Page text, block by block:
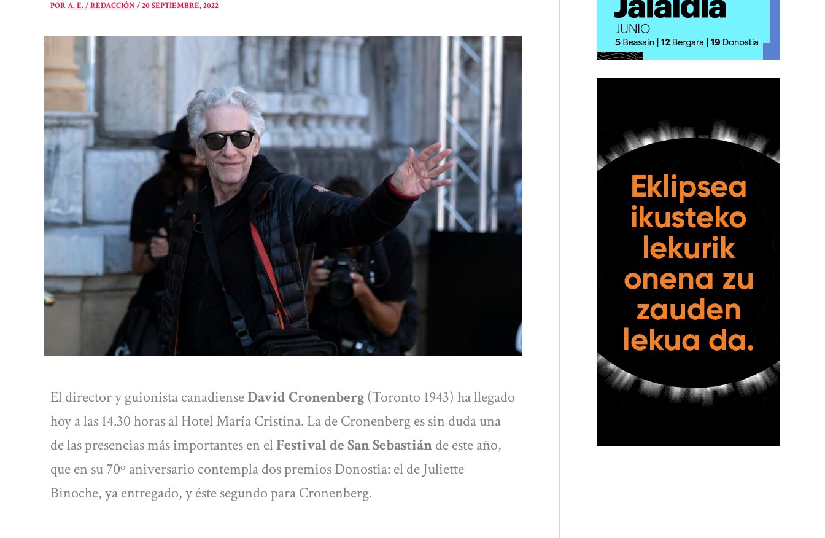
PORA. E. / REDACCIÓN/20 SEPTIEMBRE, 2022
El director y guionista canadienseDavid Cronenberg(Toronto 1943) ha llegado
hoy a las 14.30 horas al Hotel María Cristina. La de Cronenberg es sin duda una
de las presencias más importantes en elFestival de San Sebastiánde este año,
que en su 70º aniversario contempla dos premios Donostia: el de Juliette
Binoche, ya entregado, y éste segundo para Cronenberg.